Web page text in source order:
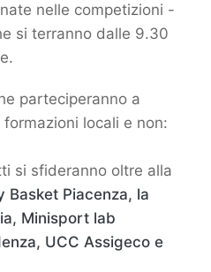
nelle competizioni -
si terranno dalle 9.30
parteciperanno a
locali e non:
si sfideranno oltre alla
Basket Piacenza, la
Minisport lab
UCC Assigeco e